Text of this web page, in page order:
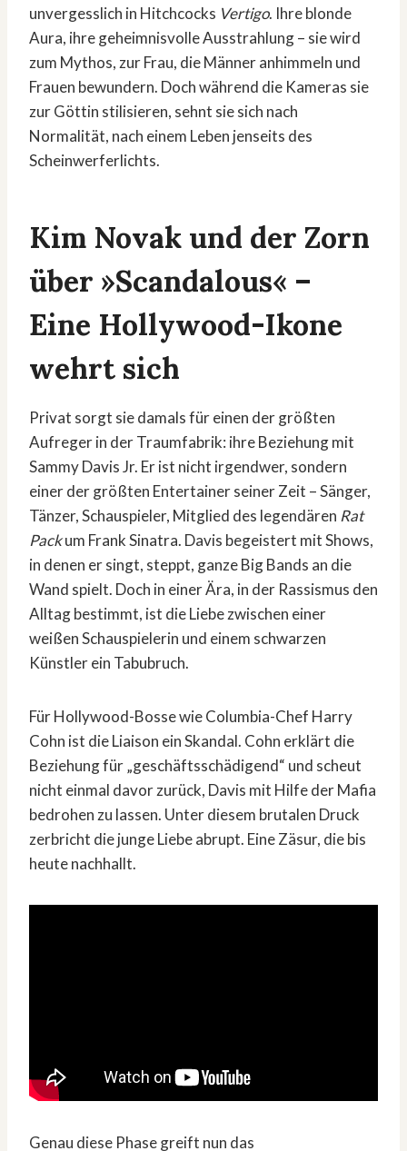
unvergesslich in Hitchcocks Vertigo. Ihre blonde
Aura, ihre geheimnisvolle Ausstrahlung – sie wird
zum Mythos, zur Frau, die Männer anhimmeln und
Frauen bewundern. Doch während die Kameras sie
zur Göttin stilisieren, sehnt sie sich nach
Normalität, nach einem Leben jenseits des
Scheinwerferlichts.
Kim Novak und der Zorn
über »Scandalous« –
Eine Hollywood-Ikone
wehrt sich
Privat sorgt sie damals für einen der größten
Aufreger in der Traumfabrik: ihre Beziehung mit
Sammy Davis Jr. Er ist nicht irgendwer, sondern
einer der größten Entertainer seiner Zeit – Sänger,
Tänzer, Schauspieler, Mitglied des legendären Rat
Packum Frank Sinatra. Davis begeistert mit Shows,
in denen er singt, steppt, ganze Big Bands an die
Wand spielt. Doch in einer Ära, in der Rassismus den
Alltag bestimmt, ist die Liebe zwischen einer
weißen Schauspielerin und einem schwarzen
Künstler ein Tabubruch.
Für Hollywood-Bosse wie Columbia-Chef Harry
Cohn ist die Liaison ein Skandal. Cohn erklärt die
Beziehung für „geschäftsschädigend“ und scheut
nicht einmal davor zurück, Davis mit Hilfe der Mafia
bedrohen zu lassen. Unter diesem brutalen Druck
zerbricht die junge Liebe abrupt. Eine Zäsur, die bis
heute nachhallt.
Genau diese Phase greift nun das